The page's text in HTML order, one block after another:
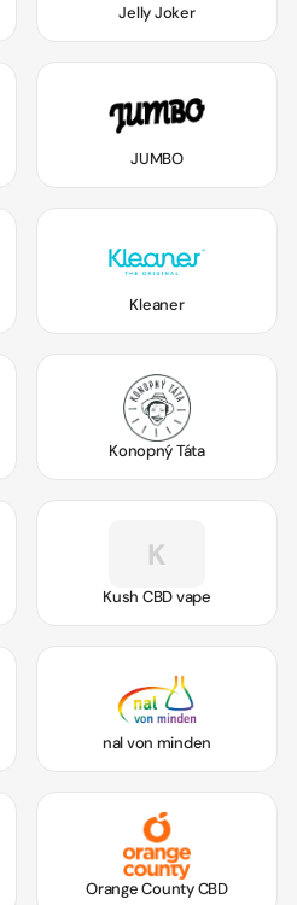
Jelly Joker
JUMBO
Kleaner
Konopný Táta
K
Kush CBD vape
nal von minden
Orange County CBD